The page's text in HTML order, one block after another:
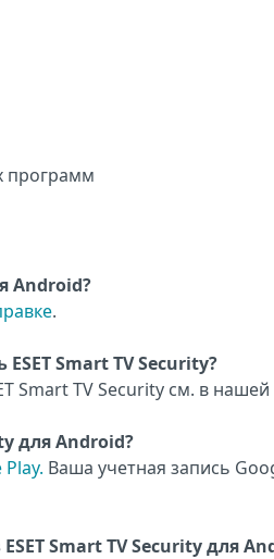
программ
Android?
.
Smart TV Security?
Smart TV Security см. в нашей
для Android?
Ваша учетная запись
Smart TV Security для